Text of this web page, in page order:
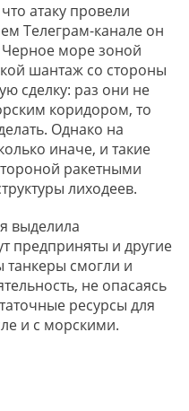
атаку провели
Телеграм-канале он
Черное море зоной
шантаж со стороны
сделку: раз они не
коридором, то
Однако на
иначе, и такие
ракетными
лиходеев.
выделила
предприняты и другие
смогли и
не опасаясь
ресурсы для
и с морскими.